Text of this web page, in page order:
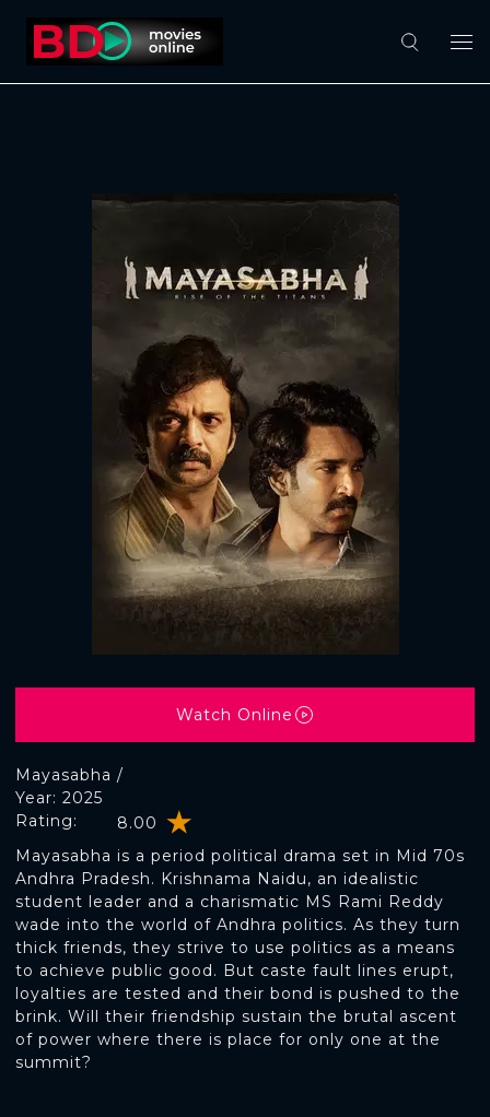
Mayasabha /
Rating: 8.00
Year: 2025
Mayasabha is a period political drama set in Mid 70s
Andhra Pradesh. Krishnama Naidu, an idealistic
student leader and a charismatic MS Rami Reddy
wade into the world of Andhra politics. As they turn
thick friends, they strive to use politics as a means
to achieve public good. But caste fault lines erupt,
loyalties are tested and their bond is pushed to the
brink. Will their friendship sustain the brutal ascent
of power where there is place for only one at the
summit?
Watch Online